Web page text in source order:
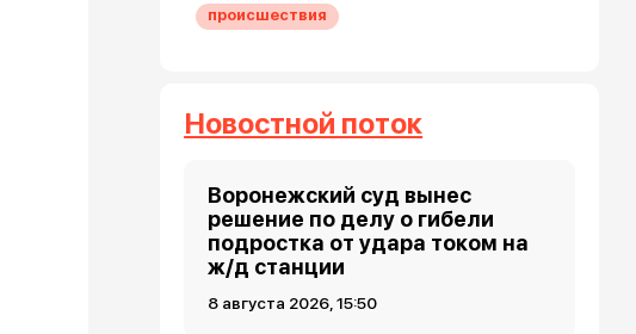
происшествия
Новостной поток
Воронежский суд вынес
решение по делу о гибели
подростка от удара током на
ж/д станции
8 августа 2026, 15:50